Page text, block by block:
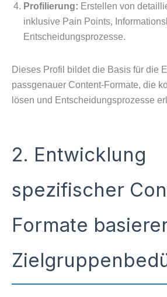
Profilierung: Erstellen von
inklusive Pain Points,
Entscheidungsprozesse.
Dieses Profil bildet die Basis für die
passgenauer Content-Formate, die
lösen und Entscheidungsprozesse
2. Entwicklung
spezifischer
Formate